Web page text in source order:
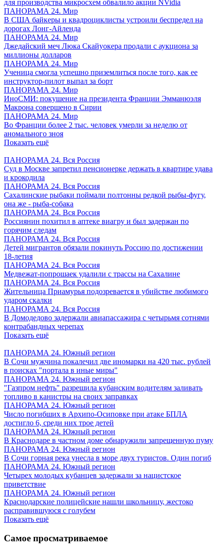
для производства микросхем обвалило акции NVidia
ПАНОРАМА 24. Мир
В США байкеры и квадроциклисты устроили беспредел на
дорогах Лонг-Айленда
ПАНОРАМА 24. Мир
Джедайский меч Люка Скайуокера продали с аукциона за
миллионы долларов
ПАНОРАМА 24. Мир
Ученица смогла успешно приземлиться после того, как ее
инструктор-пилот выпал за борт
ПАНОРАМА 24. Мир
ИноСМИ: покушение на президента Франции Эмманюэля
Макрона совершено в Сирии
ПАНОРАМА 24. Мир
Во Франции более 2 тыс. человек умерли за неделю от
аномального зноя
Показать ещё
ПАНОРАМА 24. Вся Россия
Суд в Москве запретил пенсионерке держать в квартире удава
и крокодила
ПАНОРАМА 24. Вся Россия
Сахалинские рыбаки поймали полтонны редкой рыбы-фугу,
она же - рыба-собака
ПАНОРАМА 24. Вся Россия
Россиянин похитил в аптеке виагру и был задержан по
горячим следам
ПАНОРАМА 24. Вся Россия
Детей мигрантов обязали покинуть Россию по достижении
18-летия
ПАНОРАМА 24. Вся Россия
Медвежат-попрошаек удалили с трассы на Сахалине
ПАНОРАМА 24. Вся Россия
Жительница Приамурья подозревается в убийстве любимого
ударом скалки
ПАНОРАМА 24. Вся Россия
В Домодедово задержали авиапассажира с четырьмя сотнями
контрабандных черепах
Показать ещё
ПАНОРАМА 24. Южный регион
В Сочи мужчина покалечил две иномарки на 420 тыс. рублей
в поисках "портала в иные миры"
ПАНОРАМА 24. Южный регион
"Газпром нефть" разрешила кубанским водителям заливать
топливо в канистры на своих заправках
ПАНОРАМА 24. Южный регион
Число погибших в Архипо-Осиповке при атаке БПЛА
достигло 6, среди них трое детей
ПАНОРАМА 24. Южный регион
В Краснодаре в частном доме обнаружили запрещенную пуму
ПАНОРАМА 24. Южный регион
В Сочи горная река унесла в море двух туристов. Один погиб
ПАНОРАМА 24. Южный регион
Четырех молодых кубанцев задержали за нацистское
приветствие
ПАНОРАМА 24. Южный регион
Краснодарские полицейские нашли школьницу, жестоко
расправившуюся с голубем
Показать ещё
Самое просматриваемое